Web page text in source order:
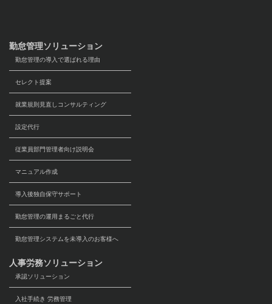
勤怠管理ソリューション
勤怠管理の導入で選ばれる理由
セレクト提案
就業規則見直しコンサルティング
設定代行
従業員部門管理者向け説明会
マニュアル作成
導入後独自保守サポート
勤怠管理の運用まるごと代行
勤怠管理システムを未導入のお客様へ
人事労務ソリューション
承認ソリューション
入社手続き 労務管理